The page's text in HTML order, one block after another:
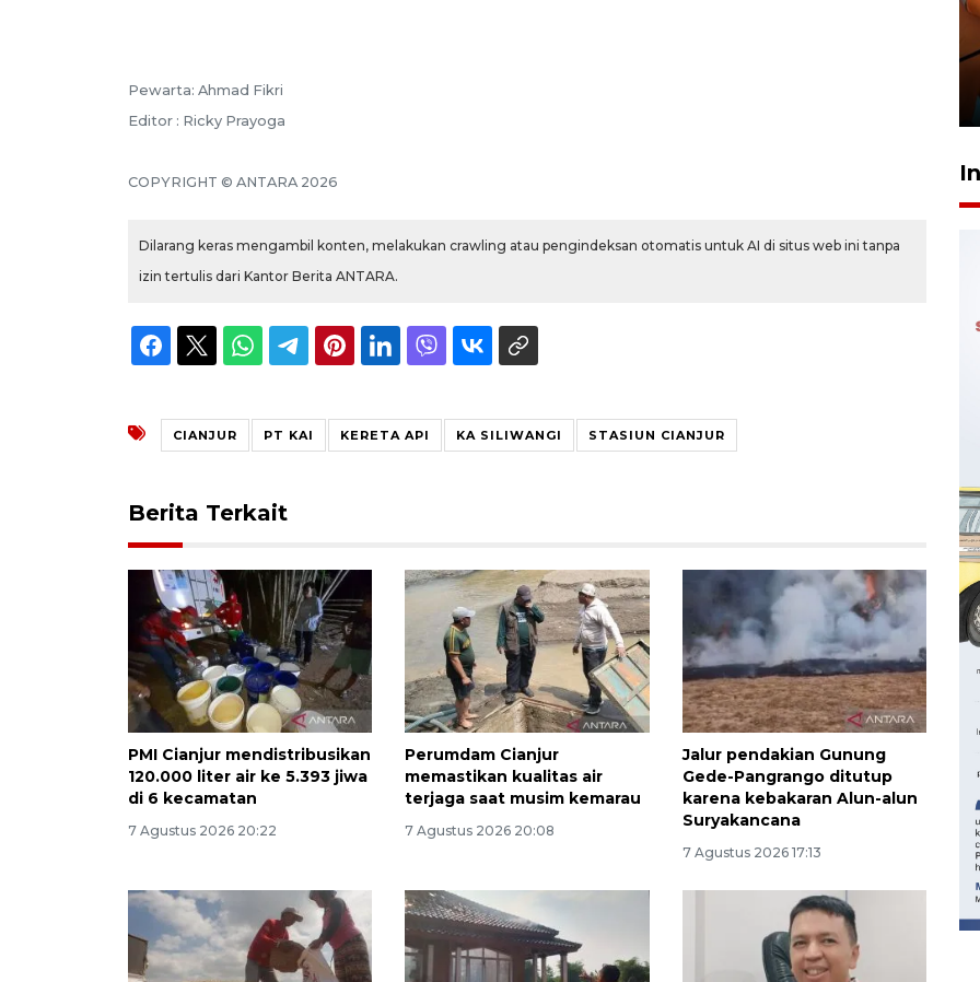
Pewarta: Ahmad Fikri
Editor : Ricky Prayoga
COPYRIGHT © ANTARA 2026
Dilarang keras mengambil konten, melakukan crawling atau pengindeksan otomatis untuk AI di situs web ini tanpa
izin tertulis dari Kantor Berita ANTARA.
CIANJUR PT KAI KERETA API KA SILIWANGI STASIUN CIANJUR
Berita Terkait
PMI Cianjur mendistribusikan
120.000 liter air ke 5.393 jiwa
di 6 kecamatan
7 Agustus 2026 20:22
Perumdam Cianjur
memastikan kualitas air
terjaga saat musim kemarau
7 Agustus 2026 20:08
Jalur pendakian Gunung
Gede-Pangrango ditutup
karena kebakaran Alun-alun
Suryakancana
7 Agustus 2026 17:13
160 ribu sambungan baru
2026-08-07 18:00:00